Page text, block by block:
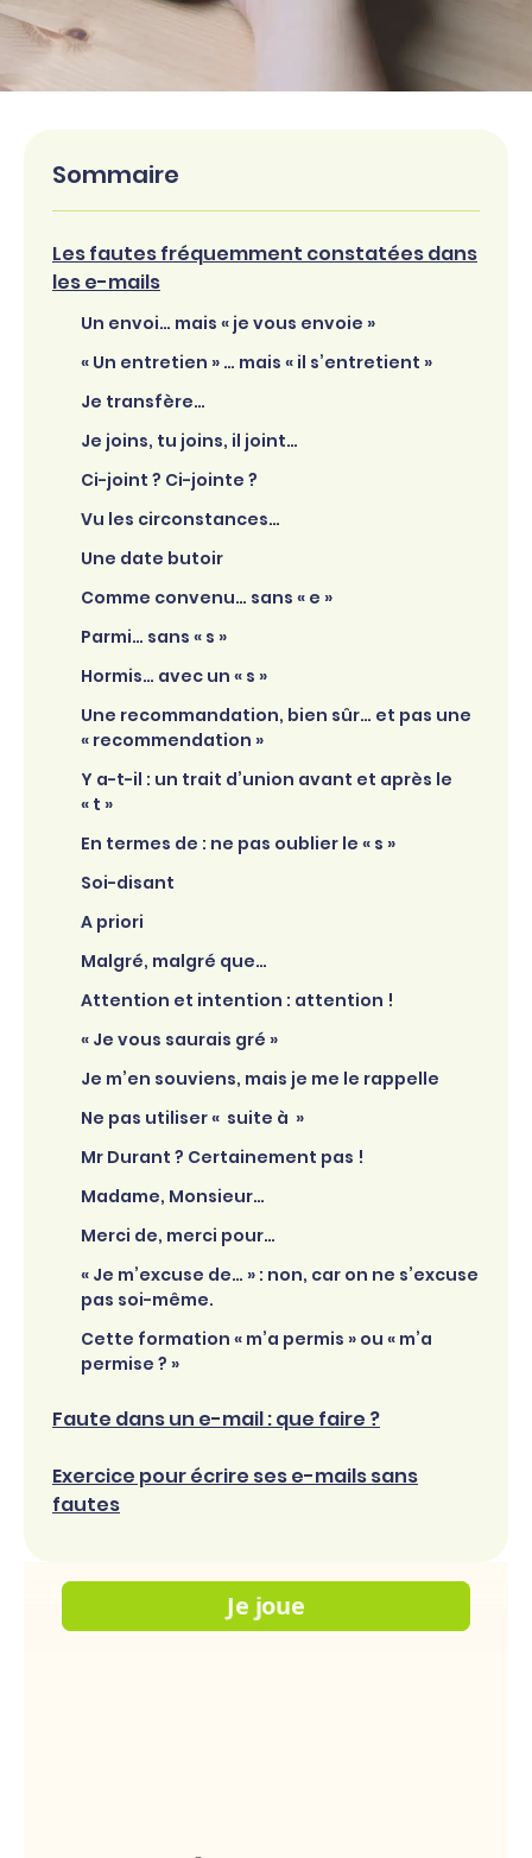
Sommaire
Les fautes fréquemment constatées dans
les e-mails
Un envoi… mais « je vous envoie »
« Un entretien » … mais « il s’entretient »
Je transfère…
Je joins, tu joins, il joint…
Ci-joint ? Ci-jointe ?
Vu les circonstances…
Une date butoir
Comme convenu… sans « e »
Parmi… sans « s »
Hormis… avec un « s »
Une recommandation, bien sûr… et pas une
« recommendation »
Y a-t-il : un trait d’union avant et après le
« t »
En termes de : ne pas oublier le « s »
Soi-disant
A priori
Malgré, malgré que…
Attention et intention : attention !
« Je vous saurais gré »
Je m’en souviens, mais je me le rappelle
Ne pas utiliser « suite à »
Mr Durant ? Certainement pas !
Madame, Monsieur…
Merci de, merci pour…
« Je m’excuse de… » : non, car on ne s’excuse
pas soi-même.
Cette formation « m’a permis » ou « m’a
permise ? »
Faute dans un e-mail : que faire ?
Exercice pour écrire ses e-mails sans
fautes